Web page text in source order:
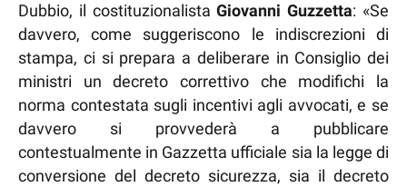
Dubbio, il costituzionalistaGiovanni Guzzetta: «Se
davvero, come suggeriscono le indiscrezioni di
stampa, ci si prepara a deliberare in Consiglio dei
ministri un decreto correttivo che modifichi la
norma contestata sugli incentivi agli avvocati, e se
davvero si provvederà a pubblicare
contestualmente in Gazzetta ufficiale sia la legge di
conversione del decreto sicurezza, sia il decreto